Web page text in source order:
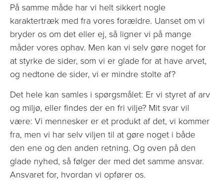
På samme måde har vi helt sikkert nogle
karaktertræk med fra vores forældre. Uanset om vi
bryder os om det eller ej, så ligner vi på mange
måder vores ophav. Men kan vi selv gøre noget for
at styrke de sider, som vi er glade for at have arvet,
og nedtone de sider, vi er mindre stolte af?
Det hele kan samles i spørgsmålet: Er vi styret af arv
og miljø, eller findes der en fri vilje? Mit svar vil
være: Vi mennesker er et produkt af det, vi kommer
fra, men vi har selv viljen til at gøre noget i både
den ene og den anden retning. Og oven på den
glade nyhed, så følger der med det samme ansvar.
Ansvaret for, hvordan vi opfører os.